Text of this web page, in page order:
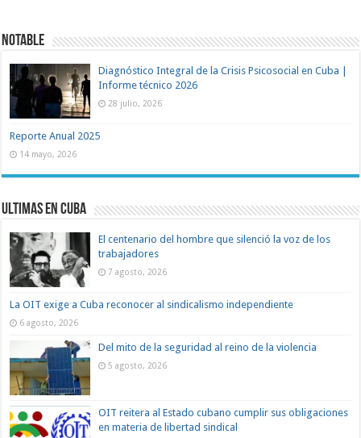
Notable
Diagnóstico Integral de la Crisis Psicosocial en Cuba |
Informe técnico 2026
28 julio, 2026
Reporte Anual 2025
14 mayo, 2026
Ultimas en Cuba
El centenario del hombre que silenció la voz de los
trabajadores
7 agosto, 2026
La OIT exige a Cuba reconocer al sindicalismo independiente
6 agosto, 2026
Del mito de la seguridad al reino de la violencia
5 agosto, 2026
OIT reitera al Estado cubano cumplir sus obligaciones
en materia de libertad sindical